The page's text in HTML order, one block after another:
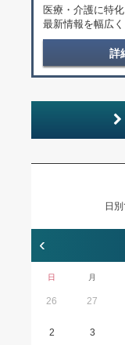
医療・介護に特
最新情報を幅広
詳
日
‹
日 月
26 27
2 3